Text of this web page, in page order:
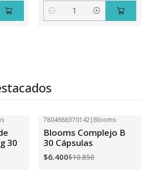
Cantidad
30
7804686370142| Blooms
Blooms Complejo B
30 Cápsulas
$6.400$10.850